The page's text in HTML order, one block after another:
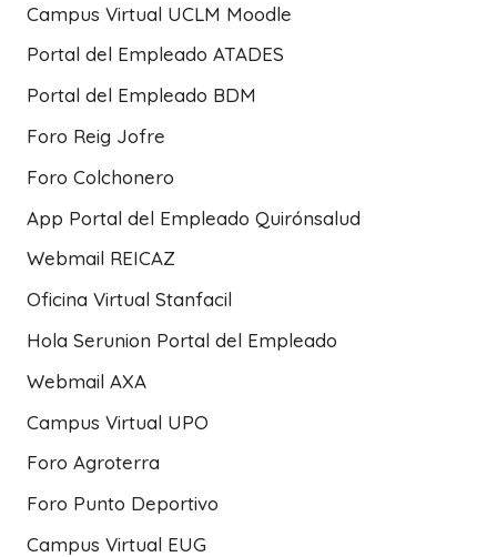
Campus Virtual UCLM Moodle
Portal del Empleado ATADES
Portal del Empleado BDM
Foro Reig Jofre
Foro Colchonero
App Portal del Empleado Quirónsalud
Webmail REICAZ
Oficina Virtual Stanfacil
Hola Serunion Portal del Empleado
Webmail AXA
Campus Virtual UPO
Foro Agroterra
Foro Punto Deportivo
Campus Virtual EUG